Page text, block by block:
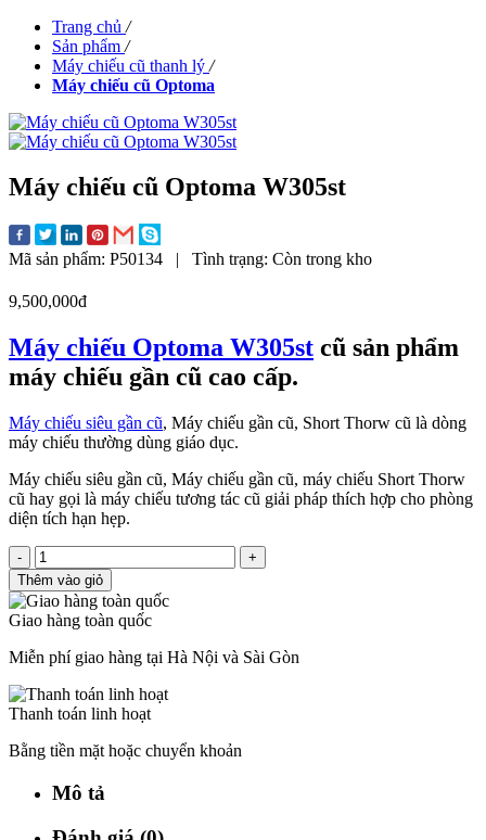
Trang chủ /
Sản phẩm /
Máy chiếu cũ thanh lý /
Máy chiếu cũ Optoma
Máy chiếu cũ Optoma W305st
Mã sản phẩm: P50134 | Tình trạng: Còn trong kho
9,500,000đ
Máy chiếu Optoma W305st cũ sản phẩm
máy chiếu gần cũ cao cấp.
Máy chiếu siêu gần cũ, Máy chiếu gần cũ, Short Thorw cũ là dòng
máy chiếu thường dùng giáo dục.
Máy chiếu siêu gần cũ, Máy chiếu gần cũ, máy chiếu Short Thorw
cũ hay gọi là máy chiếu tương tác cũ giải pháp thích hợp cho phòng
diện tích hạn hẹp.
-
+
Thêm vào giỏ
Giao hàng toàn quốc
Miễn phí giao hàng tại Hà Nội và Sài Gòn
Thanh toán linh hoạt
Bằng tiền mặt hoặc chuyển khoản
Mô tả